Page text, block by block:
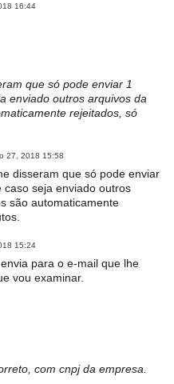
16:44
que só pode enviar 1
enviado outros arquivos da
rejeitados, só
27, 2018 15:58
disseram que só pode enviar
caso seja enviado outros
são automaticamente
15:24
para o e-mail que lhe
vou examinar.
com cnpj da empresa.